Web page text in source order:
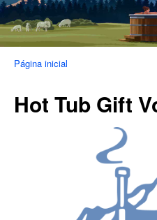
Página inicial
Hot Tub Gift